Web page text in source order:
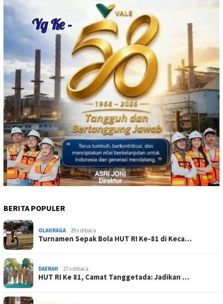
BERITA POPULER
OLAHRAGA 29 x dibaca
Turnamen Sepak Bola HUT RI Ke-81 di Keca…
DAERAH 27 x dibaca
HUT RI Ke 81, Camat Tanggetada: Jadikan …